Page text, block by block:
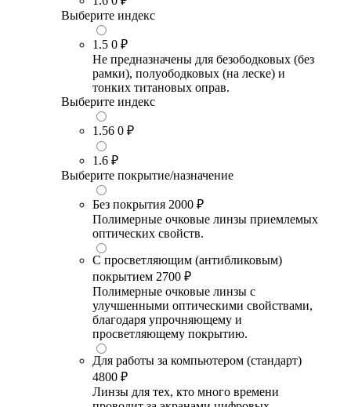
Выберите индекс
1.5 0 ₽
Не предназначены для безободковых (без
рамки), полуободковых (на леске) и
тонких титановых оправ.
Выберите индекс
1.56 0 ₽
1.6 ₽
Выберите покрытие/назначение
Без покрытия 2000 ₽
Полимерные очковые линзы приемлемых
оптических свойств.
С просветляющим (антибликовым)
покрытием 2700 ₽
Полимерные очковые линзы с
улучшенными оптическими свойствами,
благодаря упрочняющему и
просветляющему покрытию.
Для работы за компьютером (стандарт)
4800 ₽
Линзы для тех, кто много времени